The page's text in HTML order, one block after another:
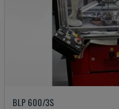
BLP 600/3S